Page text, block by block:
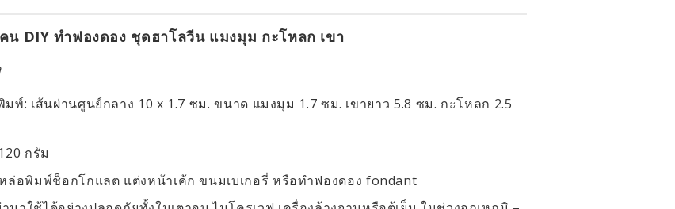
DIY ทำฟองดอง ชุดฮาโลวีน แมงมุม กะโหลก เขา
พ์: เส้นผ่านศูนย์กลาง 10 x 1.7 ซม. ขนาด แมงมุม 1.7 ซม. เขายาว 5.8 ซม. กะโหลก 2.5
กรัม
ล่อพิมพ์ช็อกโกแลต แต่งหน้าเค้ก ขนมเบเกอรี่ หรือทำฟองดอง fondant